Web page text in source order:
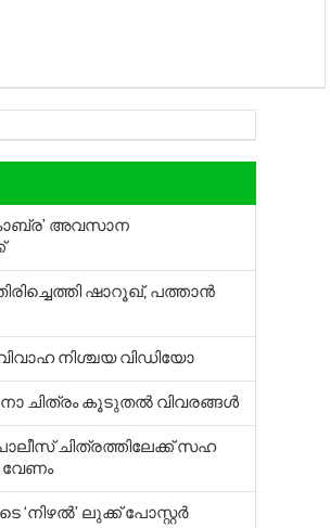
അവസാന
ഷാറൂഖ്, പത്താന്‍
നിശ്ചയ വിഡിയോ
ചിത്രം കൂടുതല്‍ വിവരങ്ങള്‍
ചിത്രത്തിലേക്ക് സഹ
വേണം
ലുക്ക് പോസ്റ്റര്‍